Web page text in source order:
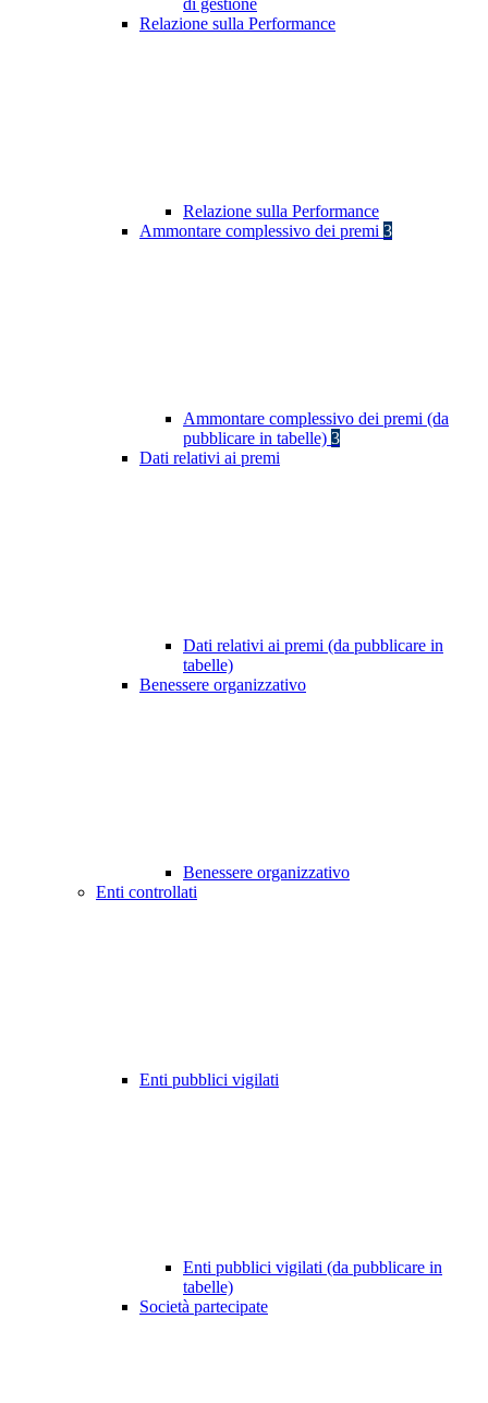
di gestione
Relazione sulla Performance
Relazione sulla Performance
Ammontare complessivo dei premi 3
Ammontare complessivo dei premi (da
pubblicare in tabelle) 3
Dati relativi ai premi
Dati relativi ai premi (da pubblicare in
tabelle)
Benessere organizzativo
Benessere organizzativo
Enti controllati
Enti pubblici vigilati
Enti pubblici vigilati (da pubblicare in
tabelle)
Società partecipate